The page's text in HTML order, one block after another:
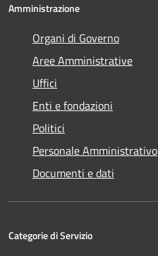
Amministrazione
Organi di Governo
Aree Amministrative
Uffici
Enti e fondazioni
Politici
Personale Amministrativo
Documenti e dati
Categorie di Servizio